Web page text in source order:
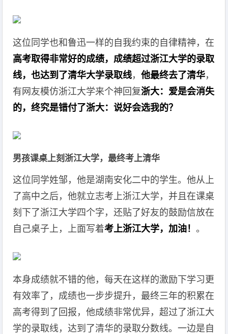
这位同学也和鲁迅一样的自我约束的自律精神，在
高考取得非常好的成绩，成绩超过浙江大学的录取
线，也达到了清华大学录取线，他最终去了清华，
有网友模仿浙江大学来个神回复浙大：爱是会消失
的，终究是错付了浙大：说好会选我的？
男孩课桌上刻浙江大学，最终考上清华‍
这位同学姓邹，他是湖南安化二中的学生。他从上
了高中之后，他就立志考上浙江大学，并且在课桌
刻下了浙江大学四个字，还贴了好友的鼓励信放在
自己桌子上，上面写着考上浙江大学，加油！。
本身成绩就不错的他，每天在这样的激励下学习更
有效率了，成绩也一步步提升，最终三年的积累在
高考得到了回报，他成绩非常优异，超过了浙江大
学的录取线，达到了清华的录取分数线。一边是自